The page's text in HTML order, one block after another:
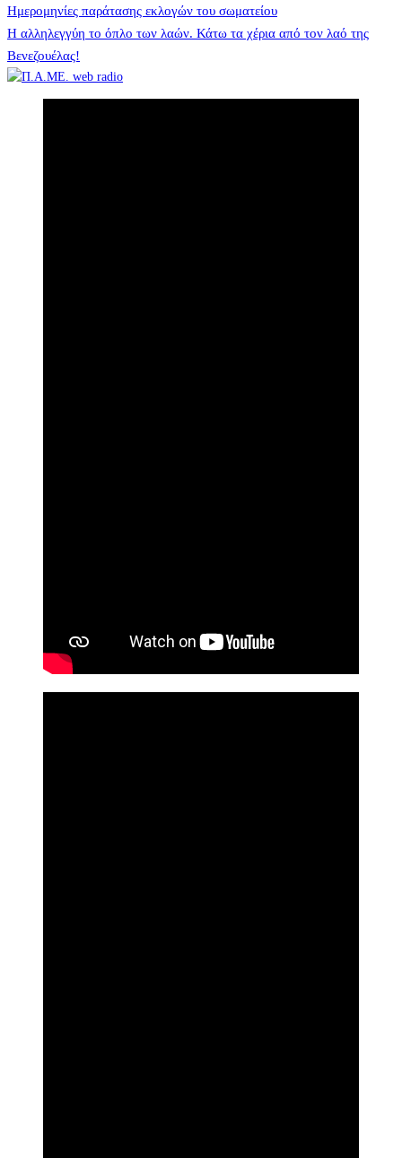
Πλοήγηση
άρθρων
Ημερομηνίες παράτασης εκλογών του σωματείου
Η αλληλεγγύη το όπλο των λαών. Κάτω τα χέρια από τον λαό της
Βενεζουέλας!